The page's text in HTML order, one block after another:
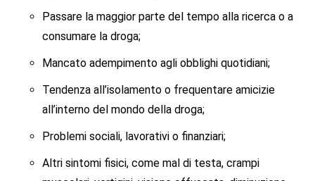
Passare la maggior parte del tempo alla ricerca o a
consumare la droga;
Mancato adempimento agli obblighi quotidiani;
Tendenza all’isolamento o frequentare amicizie
all’interno del mondo della droga;
Problemi sociali, lavorativi o finanziari;
Altri sintomi fisici, come mal di testa, crampi